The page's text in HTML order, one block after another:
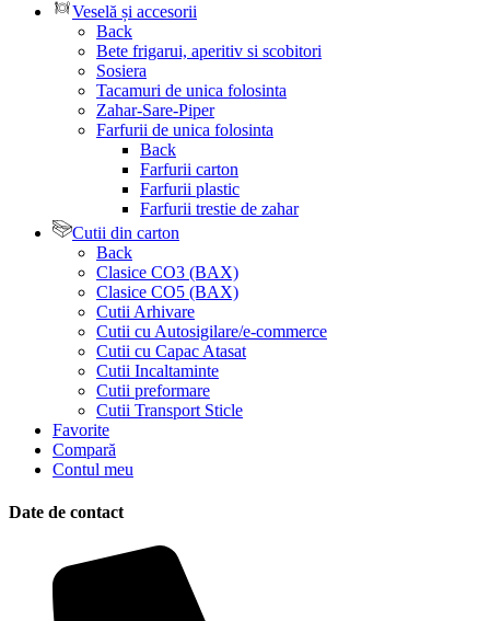
Veselă și accesorii
Back
Bete frigarui, aperitiv si scobitori
Sosiera
Tacamuri de unica folosinta
Zahar-Sare-Piper
Farfurii de unica folosinta
Back
Farfurii carton
Farfurii plastic
Farfurii trestie de zahar
Cutii din carton
Back
Clasice CO3 (BAX)
Clasice CO5 (BAX)
Cutii Arhivare
Cutii cu Autosigilare/e-commerce
Cutii cu Capac Atasat
Cutii Incaltaminte
Cutii preformare
Cutii Transport Sticle
Favorite
Compară
Contul meu
Date de contact